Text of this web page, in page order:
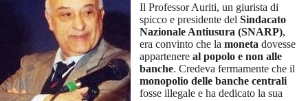
Il Professor Auriti, un giurista di
spicco e presidente del Sindacato
Nazionale Antiusura (SNARP),
era convinto che la moneta dovesse
appartenere al popolo e non alle
banche. Credeva fermamente che il
monopolio delle banche centrali
fosse illegale e ha dedicato la sua